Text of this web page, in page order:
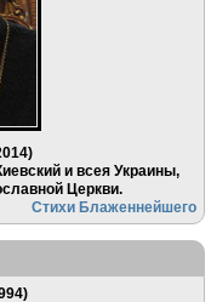
и всея Украины,
Церкви.
Стихи Блаженнейшего
)